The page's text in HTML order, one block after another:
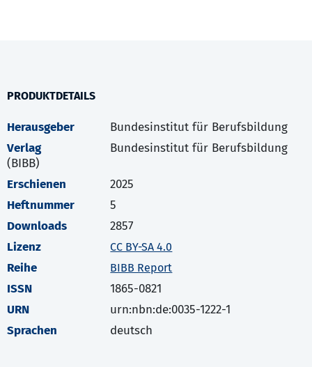
PRODUKTDETAILS
Herausgeber
Bundesinstitut für Berufsbildung
Verlag
Bundesinstitut für Berufsbildung
(BIBB)
Erschienen
2025
Heftnummer
5
Downloads
2857
Lizenz
CC BY-SA 4.0
Reihe BIBB Report
ISSN
1865-0821
URN
urn:nbn:de:0035-1222-1
Sprachen
deutsch